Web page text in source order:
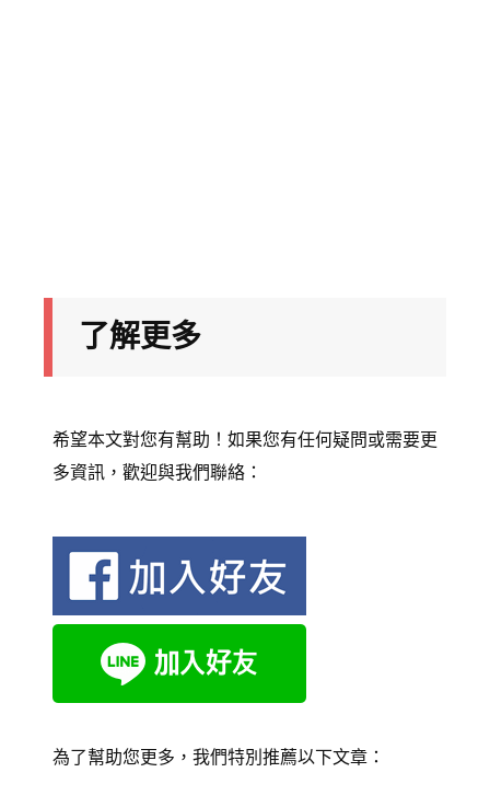
了解更多
希望本文對您有幫助！如果您有任何疑問或需要更
多資訊，歡迎與我們聯絡：
為了幫助您更多，我們特別推薦以下文章：